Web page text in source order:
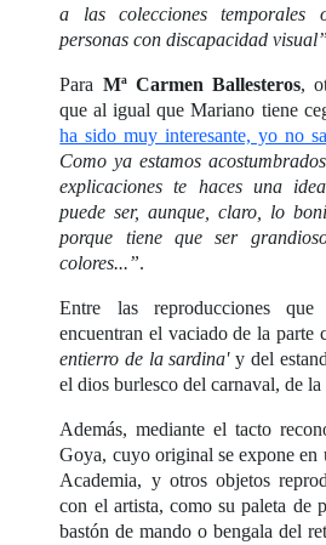
a las colecciones temporales
personas con discapacidad visual”
Para Mª Carmen Ballesteros,
que al igual que Mariano tiene
ha sido muy interesante, yo no
Como ya estamos
explicaciones te haces una
puede ser, aunque, claro, lo
porque tiene que ser
colores...”.
Entre las reproducciones
encuentran el vaciado de la parte
entierro de la sardina'y del
el dios burlesco del carnaval, de la
Además, mediante el tacto
Goya, cuyo original se expone en
Academia, y otros objetos
con el artista, como su paleta de
bastón de mando o bengala del